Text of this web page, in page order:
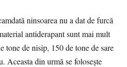
ninsoarea nu a dat de furcă
antiderapant sunt mai mult
tone de nisip, 150 de tone de sare
Aceasta din urmă se folosește